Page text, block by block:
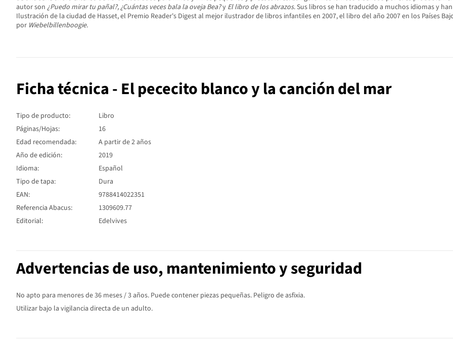
autor son ¿Puedo mirar tu pañal?, ¿Cuántas veces bala la oveja Bea?y El libro de los abrazos. Sus libros se han traducido a muchos idiomas y
Ilustración de la ciudad de Hasset, el Premio Reader's Digest al mejor ilustrador de libros infantiles en 2007, el libro del año 2007 en los Países
por Wiebelbillenboogie.
Ficha técnica - El pececito blanco y la canción del mar
Tipo de producto:
Libro
Páginas/Hojas:
16
Edad recomendada:
A partir de 2 años
Año de edición:
2019
Idioma:
Español
Tipo de tapa:
Dura
EAN:
9788414022351
Referencia Abacus:
1309609.77
Editorial:
Edelvives
Advertencias de uso, mantenimiento y seguridad
No apto para menores de 36 meses / 3 años. Puede contener piezas pequeñas. Peligro de asfixia.
Utilizar bajo la vigilancia directa de un adulto.